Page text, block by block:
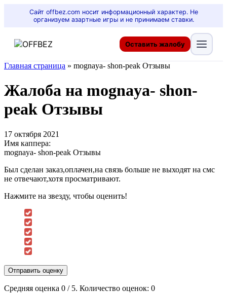
Сайт offbez.com носит информационный характер. Не
организуем азартные игры и не принимаем ставки.
Оставить жалобу
Главная страница » mognaya- shon-peak Отзывы
Жалоба на mognaya- shon-
peak Отзывы
17 октября 2021
Имя каппера:
mognaya- shon-peak Отзывы
Был сделан заказ,оплачен,на связь больше не выходят на смс
не отвечают,хотя просматривают.
Нажмите на звезду, чтобы оценить!
Отправить оценку
Средняя оценка 0 / 5. Количество оценок: 0